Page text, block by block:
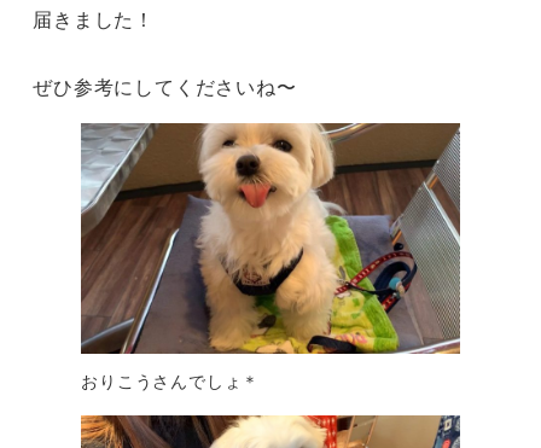
届きました！
ぜひ参考にしてくださいね〜
おりこうさんでしょ＊